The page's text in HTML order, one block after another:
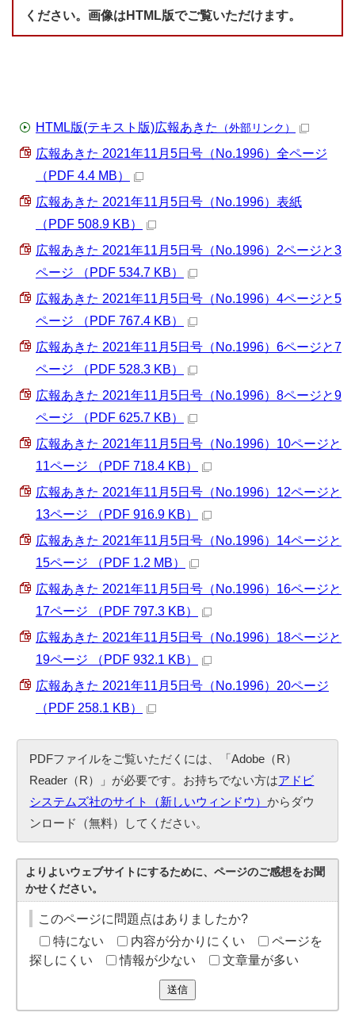
ください。画像はHTML版でご覧いただけます。
HTML版(テキスト版)広報あきた （外部リンク）
広報あきた 2021年11月5日号（No.1996）全ページ
（PDF 4.4 MB）
広報あきた 2021年11月5日号（No.1996）表紙
（PDF 508.9 KB）
広報あきた 2021年11月5日号（No.1996）2ページと3
ページ （PDF 534.7 KB）
広報あきた 2021年11月5日号（No.1996）4ページと5
ページ （PDF 767.4 KB）
広報あきた 2021年11月5日号（No.1996）6ページと7
ページ （PDF 528.3 KB）
広報あきた 2021年11月5日号（No.1996）8ページと9
ページ （PDF 625.7 KB）
広報あきた 2021年11月5日号（No.1996）10ページと
11ページ （PDF 718.4 KB）
広報あきた 2021年11月5日号（No.1996）12ページと
13ページ （PDF 916.9 KB）
広報あきた 2021年11月5日号（No.1996）14ページと
15ページ （PDF 1.2 MB）
広報あきた 2021年11月5日号（No.1996）16ページと
17ページ （PDF 797.3 KB）
広報あきた 2021年11月5日号（No.1996）18ページと
19ページ （PDF 932.1 KB）
広報あきた 2021年11月5日号（No.1996）20ページ
（PDF 258.1 KB）
PDFファイルをご覧いただくには、「Adobe（R）
Reader（R）」が必要です。お持ちでない方はアドビ
システムズ社のサイト（新しいウィンドウ）からダウ
ンロード（無料）してください。
よりよいウェブサイトにするために、ページのご感想をお聞
かせください。
このページに問題点はありましたか?
特にない
内容が分かりにくい
ページを
探しにくい
情報が少ない 文章量が多い
送信